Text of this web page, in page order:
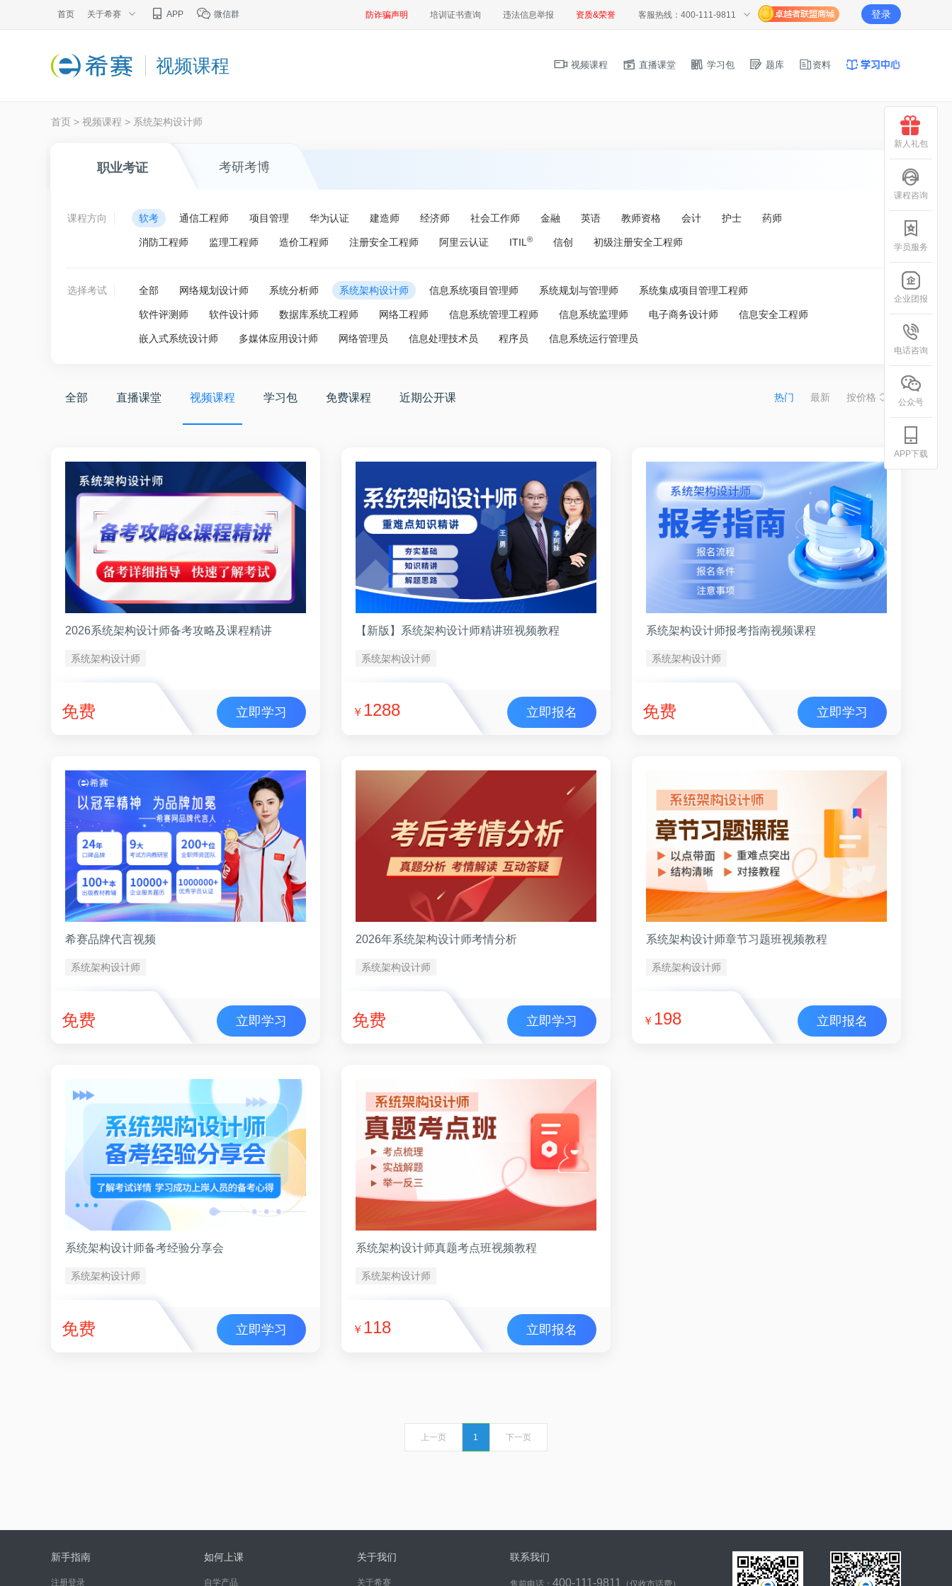
首页 关于希赛 APP 微信群 防诈骗声明 培训证书查询 违法信息举报 资质&荣誉 客服热线：400-111-9811 登录
视频课程 视频课程 直播课堂 学习包 题库 资料
首页 > 视频课程 > 系统架构设计师
职业考证 考研考博
课程方向 软考 通信工程师 项目管理 华为认证 建造师 经济师 社会工作师 金融 英语 教师资格 会计 护士 药师
消防工程师 监理工程师 造价工程师 注册安全工程师 阿里云认证 ITIL ® 信创 初级注册安全工程师
选择考试 全部 网络规划设计师 系统分析师 系统架构设计师 信息系统项目管理师 系统规划与管理师 系统集成项目管理工程师
软件评测师 软件设计师 数据库系统工程师 网络工程师 信息系统管理工程师 信息系统监理师 电子商务设计师 信息安全工程师
嵌入式系统设计师 多媒体应用设计师 网络管理员 信息处理技术员 程序员 信息系统运行管理员
全部 直播课堂 视频课程 学习包 免费课程 近期公开课 热门 最新 按价格
2026系统架构设计师备考攻略及课程精讲
系统架构设计师
免费 立即学习
【新版】系统架构设计师精讲班视频教程
系统架构设计师
￥ 1288 立即报名
系统架构设计师报考指南视频课程
系统架构设计师
免费 立即学习
希赛品牌代言视频
系统架构设计师
免费 立即学习
2026年系统架构设计师考情分析
系统架构设计师
免费 立即学习
系统架构设计师章节习题班视频教程
系统架构设计师
￥ 198 立即报名
系统架构设计师备考经验分享会
系统架构设计师
免费 立即学习
系统架构设计师真题考点班视频教程
系统架构设计师
￥ 118 立即报名
上一页 1 下一页
新手指南
注册登录
如何上课
自学产品
关于我们
关于希赛
联系我们
售前电话： 400-111-9811 （仅收市话费）
新人礼包
课程咨询
学员服务
企业团报
电话咨询
公众号
APP下载